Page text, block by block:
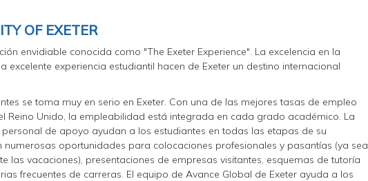
OF EXETER
envidiable conocida como "The Exeter Experience". La excelencia en la
excelente experiencia estudiantil hacen de Exeter un destino internacional
se toma muy en serio en Exeter. Con una de las mejores tasas de empleo
Reino Unido, la empleabilidad está integrada en cada grado académico. La
de apoyo ayudan a los estudiantes en todas las etapas de su
numerosas oportunidades para colocaciones profesionales y pasantías (ya sea
las vacaciones), presentaciones de empresas visitantes, esquemas de tutoría
frecuentes de carreras. El equipo de Avance Global de Exeter ayuda a los